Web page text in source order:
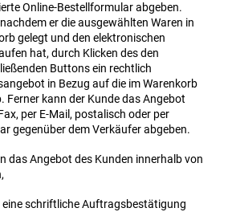
Online-Bestellformular abgeben.
er die ausgewählten Waren in
gelegt und den elektronischen
hat, durch Klicken des den
Buttons ein rechtlich
in Bezug auf die im Warenkorb
Ferner kann der Kunde das Angebot
per E-Mail, postalisch oder per
gegenüber dem Verkäufer abgeben.
das Angebot des Kunden innerhalb von
eine schriftliche Auftragsbestätigung